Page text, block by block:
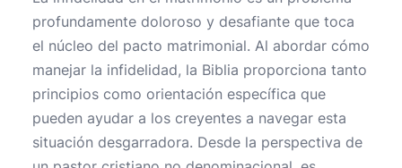
profundamente doloroso y desafiante que toca
el núcleo del pacto matrimonial. Al abordar cómo
manejar la infidelidad, la Biblia proporciona tanto
principios como orientación específica que
pueden ayudar a los creyentes a navegar esta
situación desgarradora. Desde la perspectiva de